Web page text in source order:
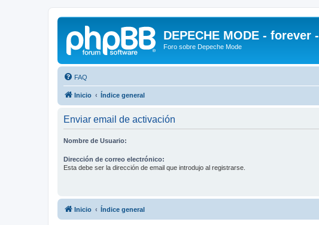
DEPECHE MODE - forever -
Foro sobre Depeche Mode
FAQ
Inicio Índice general
Enviar email de activación
Nombre de Usuario:
Dirección de correo electrónico:
Esta debe ser la dirección de email que introdujo al registrarse.
Inicio Índice general